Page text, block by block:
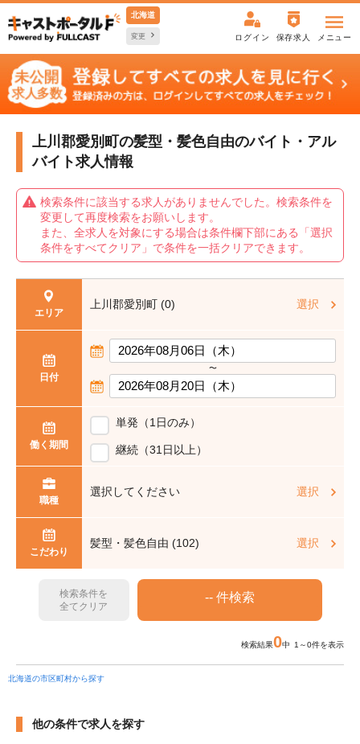
北海道
変更 ログイン 保存求人 メニュー
上川郡愛別町の髪型・髪色自由のバイト・アル
バイト求人情報
検索条件に該当する求人がありませんでした。検索条件を
変更して再度検索をお願いします。
また、全求人を対象にする場合は条件欄下部にある「選択
条件をすべてクリア」で条件を一括クリアできます。
エリア
上川郡愛別町 (0) 選択
日付
〜
働く期間
単発（1日のみ）
継続（31日以上）
職種
選択してください 選択
こだわり
髪型・髪色自由 (102) 選択
検索条件を
全てクリア
検索結果0中 1～0件を表示
北海道の市区町村から探す
他の条件で求人を探す